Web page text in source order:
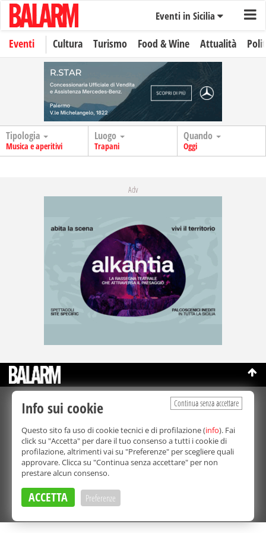
Eventi in Sicilia
Eventi Cultura Turismo Food & Wine Attualità
Tipologia
Musica e aperitivi
Luogo
Trapani
Quando
Oggi
Adv
©Copyright 2003-2026
Bmedia Srl
La riproduzione totale o parziale di tutti i contenuti, in qualunque
forma, su qualsiasi supporto è proibita.
Balarm.it è una testata giornalistica registrata. Autorizzazione del
Tribunale di Palermo n° 32 del 21/10/2003
Direttore responsabile:Fabio Ricotta
Privacy e Cookie Policy
Continua senza accettare
Info sui cookie
Questo sito fa uso di cookie tecnici e di profilazione (info). Fai
click su "Accetta" per dare il tuo consenso a tutti i cookie di
profilazione, altrimenti vai su "Preferenze" per scegliere quali
approvare. Clicca su "Continua senza accettare" per non
prestare alcun consenso.
ACCETTA Preferenze